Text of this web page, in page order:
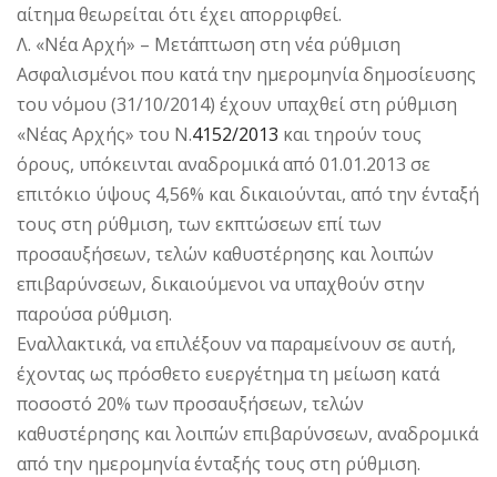
αίτημα θεωρείται ότι έχει απορριφθεί.
Λ. «Νέα Αρχή» – Μετάπτωση στη νέα ρύθμιση
Ασφαλισμένοι που κατά την ημερομηνία δημοσίευσης
του νόμου (31/10/2014) έχουν υπαχθεί στη ρύθμιση
«Νέας Αρχής» του Ν.4152/2013 και τηρούν τους
όρους, υπόκεινται αναδρομικά από 01.01.2013 σε
επιτόκιο ύψους 4,56% και δικαιούνται, από την ένταξή
τους στη ρύθμιση, των εκπτώσεων επί των
προσαυξήσεων, τελών καθυστέρησης και λοιπών
επιβαρύνσεων, δικαιούμενοι να υπαχθούν στην
παρούσα ρύθμιση.
Εναλλακτικά, να επιλέξουν να παραμείνουν σε αυτή,
έχοντας ως πρόσθετο ευεργέτημα τη μείωση κατά
ποσοστό 20% των προσαυξήσεων, τελών
καθυστέρησης και λοιπών επιβαρύνσεων, αναδρομικά
από την ημερομηνία ένταξής τους στη ρύθμιση.